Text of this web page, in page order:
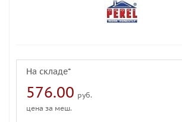
На складе*
576.00 руб.
цена за меш.